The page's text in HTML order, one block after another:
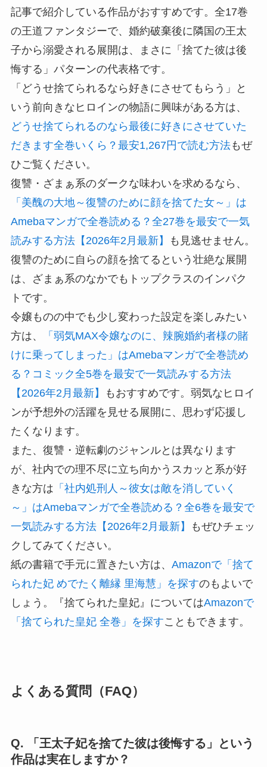
記事で紹介している作品がおすすめです。全17巻
の王道ファンタジーで、婚約破棄後に隣国の王太
子から溺愛される展開は、まさに「捨てた彼は後
悔する」パターンの代表格です。
「どうせ捨てられるなら好きにさせてもらう」と
いう前向きなヒロインの物語に興味がある方は、
どうせ捨てられるのなら最後に好きにさせていた
だきます全巻いくら？最安1,267円で読む方法もぜ
ひご覧ください。
復讐・ざまぁ系のダークな味わいを求めるなら、
「美醜の大地～復讐のために顔を捨てた女～」は
Amebaマンガで全巻読める？全27巻を最安で一気
読みする方法【2026年2月最新】
も見逃せません。
復讐のために自らの顔を捨てるという壮絶な展開
は、ざまぁ系のなかでもトップクラスのインパク
トです。
令嬢ものの中でも少し変わった設定を楽しみたい
方は、
「弱気MAX令嬢なのに、辣腕婚約者様の賭
けに乗ってしまった」はAmebaマンガで全巻読め
る？コミック全5巻を最安で一気読みする方法
【2026年2月最新】
もおすすめです。弱気なヒロイ
ンが予想外の活躍を見せる展開に、思わず応援し
たくなります。
また、復讐・逆転劇のジャンルとは異なります
が、社内での理不尽に立ち向かうスカッと系が好
きな方は 「社内処刑人～彼女は敵を消していく
～」はAmebaマンガで全巻読める？全6巻を最安で
一気読みする方法【2026年2月最新】
もぜひチェッ
クしてみてください。
紙の書籍で手元に置きたい方は、 Amazonで「捨て
られた妃 めでたく離縁 里海慧」を探すのもよいで
しょう。『捨てられた皇妃』についてはAmazonで
「捨てられた皇妃 全巻」を探すこともできます。
よくある質問（FAQ）
Q. 「王太子妃を捨てた彼は後悔する」という
作品は実在しますか？